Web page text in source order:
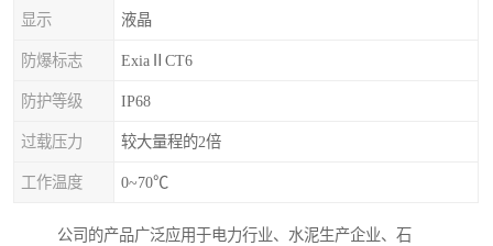
显示 液晶
防爆标志 ExiaⅡCT6
防护等级 IP68
过载压力 较大量程的2倍
工作温度 0~70℃
公司的产品广泛应用于电力行业、水泥生产企业、石